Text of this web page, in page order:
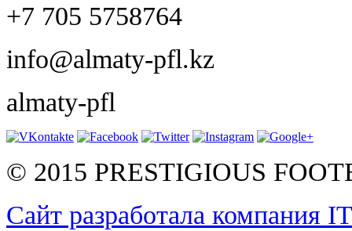
+7 705 5758764
info@almaty-pfl.kz
almaty-pfl
© 2015 PRESTIGIOUS
Сайт разработала компания